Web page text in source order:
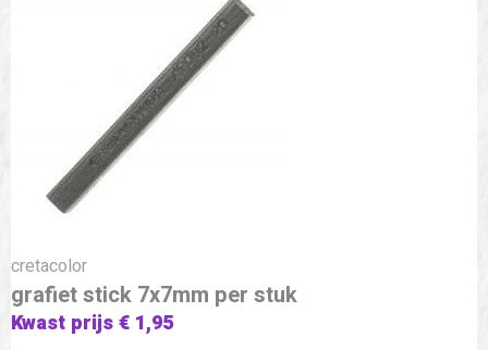
cretacolor
grafiet stick 7x7mm per stuk
Kwast prijs € 1,95